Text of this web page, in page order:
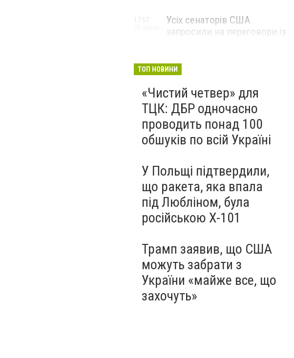
Усіх сенаторів США
запросили на переговори із
Росії, – The Hill
17:57
ТОП НОВИНИ
«Чистий четвер» для
ТЦК: ДБР одночасно
проводить понад 100
обшуків по всій Україні
У Польщі підтвердили,
що ракета, яка впала
під Любліном, була
російською Х-101
Трамп заявив, що США
можуть забрати з
України «майже все, що
захочуть»